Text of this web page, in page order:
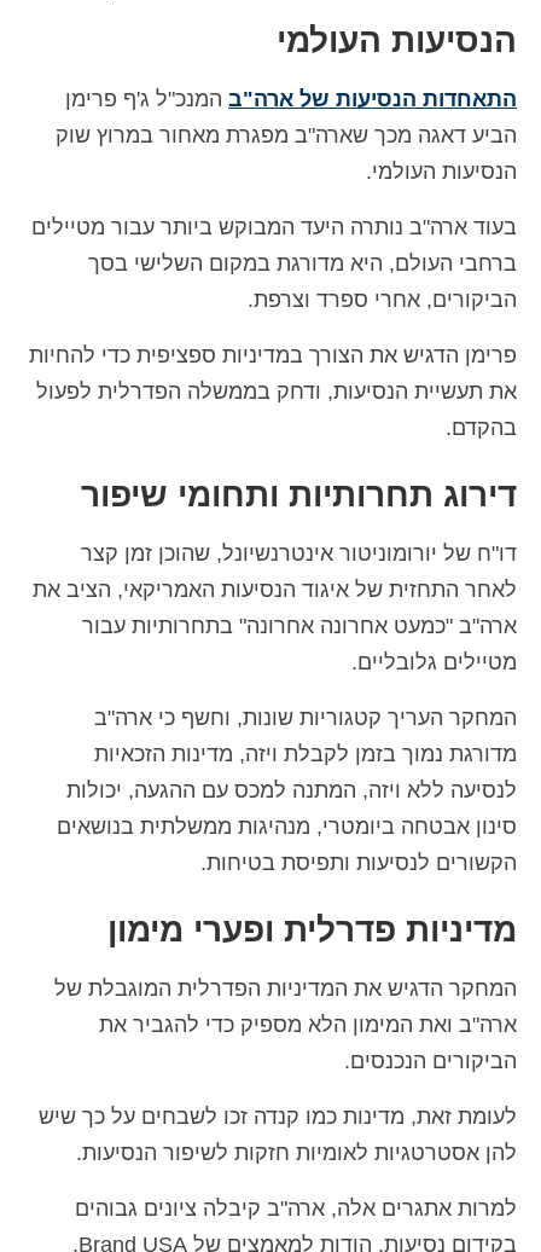
הנסיעות העולמי
התאחדות הנסיעות של ארה"ב המנכ"ל ג'ף פרימן
הביע דאגה מכך שארה"ב מפגרת מאחור במרוץ שוק
הנסיעות העולמי.
בעוד ארה"ב נותרה היעד המבוקש ביותר עבור מטיילים
ברחבי העולם, היא מדורגת במקום השלישי בסך
הביקורים, אחרי ספרד וצרפת.
פרימן הדגיש את הצורך במדיניות ספציפית כדי להחיות
את תעשיית הנסיעות, ודחק בממשלה הפדרלית לפעול
בהקדם.
דירוג תחרותיות ותחומי שיפור
דו"ח של יורומוניטור אינטרנשיונל, שהוכן זמן קצר
לאחר התחזית של איגוד הנסיעות האמריקאי, הציב את
ארה"ב "כמעט אחרונה אחרונה" בתחרותיות עבור
מטיילים גלובליים.
המחקר העריך קטגוריות שונות, וחשף כי ארה"ב
מדורגת נמוך בזמן לקבלת ויזה, מדינות הזכאיות
לנסיעה ללא ויזה, המתנה למכס עם ההגעה, יכולות
סינון אבטחה ביומטרי, מנהיגות ממשלתית בנושאים
הקשורים לנסיעות ותפיסת בטיחות.
מדיניות פדרלית ופערי מימון
המחקר הדגיש את המדיניות הפדרלית המוגבלת של
ארה"ב ואת המימון הלא מספיק כדי להגביר את
הביקורים הנכנסים.
לעומת זאת, מדינות כמו קנדה זכו לשבחים על כך שיש
להן אסטרטגיות לאומיות חזקות לשיפור הנסיעות.
למרות אתגרים אלה, ארה"ב קיבלה ציונים גבוהים
בקידום נסיעות, הודות למאמצים של Brand USA,